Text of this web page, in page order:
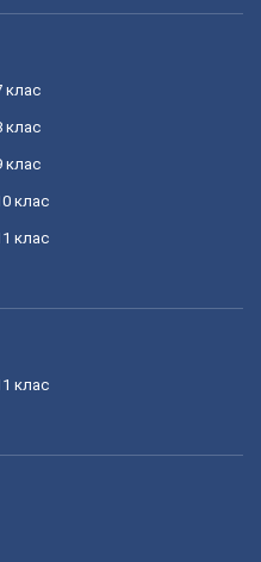
клас
клас
клас
клас
клас
клас